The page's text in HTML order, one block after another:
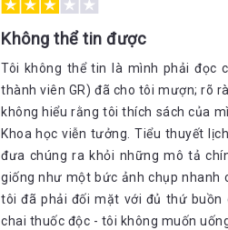
Không thể tin được
Tôi không thể tin là mình phải đọc
thành viên GR) đã cho tôi mượn; rõ
không hiểu rằng tôi thích sách của
Khoa học viễn tưởng. Tiểu thuyết
đưa chúng ra khỏi những mô tả
giống như một bức ảnh chụp nhanh
tôi đã phải đối mặt với đủ thứ
chai thuốc độc - tôi không muốn